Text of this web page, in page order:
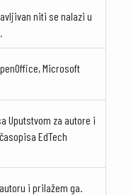
niti se nalazi u
Microsoft
Uputstvom za autore i
EdTech
i prilažem ga.